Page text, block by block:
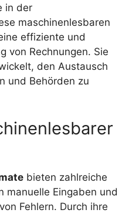
in der
maschinenlesbaren
effiziente und
von Rechnungen. Sie
den Austausch
und Behörden zu
bieten zahlreiche
manuelle Eingaben und
Fehlern. Durch ihre